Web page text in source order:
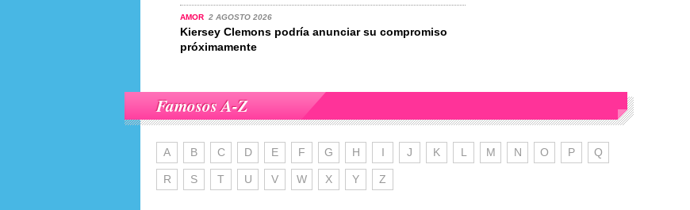
AMOR 2 AGOSTO 2026
Kiersey Clemons podría anunciar su compromiso
próximamente
Famosos A-Z
A B C D E F G H I J K L M N O P Q
R S T U V W X Y Z